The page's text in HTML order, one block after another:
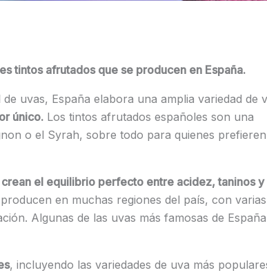
tintos afrutados que se producen en España.
uvas, España elabora una amplia variedad de
único.Los tintos afrutados españoles son una
o el Syrah, sobre todo para quienes prefieren
crean el equilibrio perfecto entre acidez, taninos y
en muchas regiones del país, con
Algunas de las uvas más famosas de
, incluyendo las variedades de uva más